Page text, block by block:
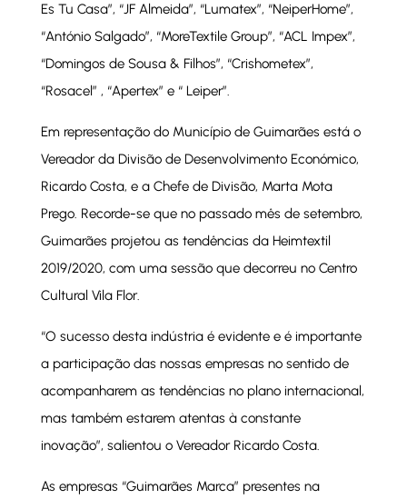
Es Tu Casa”, “JF Almeida”, “Lumatex”, “NeiperHome”,
“António Salgado”, “MoreTextile Group”, “ACL Impex”,
“Domingos de Sousa & Filhos”, “Crishometex”,
“Rosacel” , “Apertex” e “ Leiper”.
Em representação do Município de Guimarães está o
Vereador da Divisão de Desenvolvimento Económico,
Ricardo Costa, e a Chefe de Divisão, Marta Mota
Prego. Recorde-se que no passado mês de setembro,
Guimarães projetou as tendências da Heimtextil
2019/2020, com uma sessão que decorreu no Centro
Cultural Vila Flor.
“O sucesso desta indústria é evidente e é importante
a participação das nossas empresas no sentido de
acompanharem as tendências no plano internacional,
mas também estarem atentas à constante
inovação”, salientou o Vereador Ricardo Costa.
As empresas “Guimarães Marca” presentes na